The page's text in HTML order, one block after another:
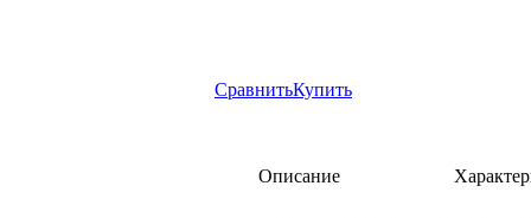
СравнитьКупить
Описание